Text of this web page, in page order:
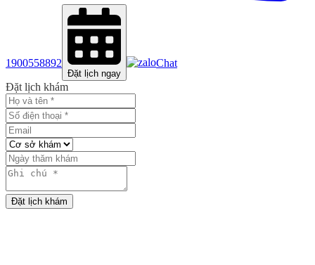
1900558892
Đặt lịch ngay
Chat
Đặt lịch khám
Đặt lịch khám